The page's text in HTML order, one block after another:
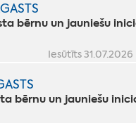
bērnu un jauniešu
Iesūtīts 31.07.2026
bērnu un jauniešu